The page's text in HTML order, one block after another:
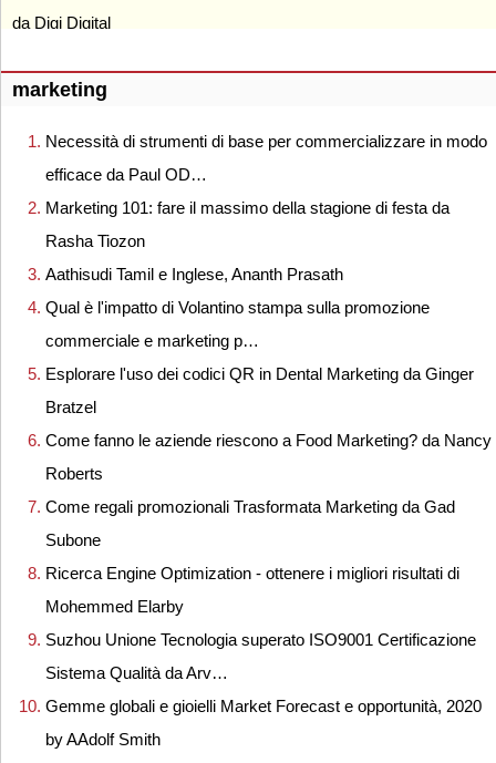
da Digi Digital
marketing
Necessità di strumenti di base per commercializzare in modo
efficace da Paul OD…
Marketing 101: fare il massimo della stagione di festa da
Rasha Tiozon
Aathisudi Tamil e Inglese, Ananth Prasath
Qual è l'impatto di Volantino stampa sulla promozione
commerciale e marketing p…
Esplorare l'uso dei codici QR in Dental Marketing da Ginger
Bratzel
Come fanno le aziende riescono a Food Marketing? da Nancy
Roberts
Come regali promozionali Trasformata Marketing da Gad
Subone
Ricerca Engine Optimization - ottenere i migliori risultati di
Mohemmed Elarby
Suzhou Unione Tecnologia superato ISO9001 Certificazione
Sistema Qualità da Arv…
Gemme globali e gioielli Market Forecast e opportunità, 2020
by AAdolf Smith